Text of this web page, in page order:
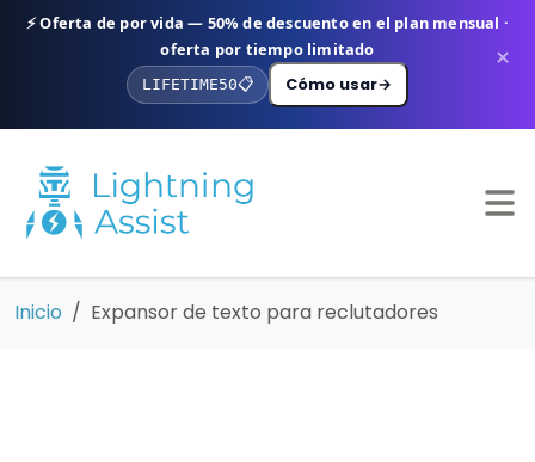
⚡ Oferta de por vida — 50% de descuento en el plan mensual ·
oferta por tiempo limitado
LIFETIME50📋 Cómo usar→
×
Inicio Expansor de texto para reclutadores